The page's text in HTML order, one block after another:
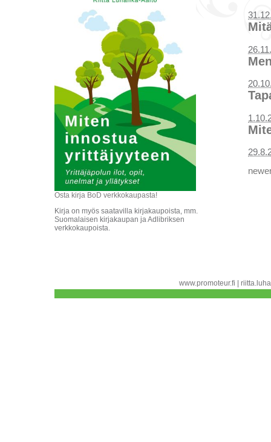
Osta kirja BoD verkkokaupasta!
Kirja on myös saatavilla kirjakaupoista, mm.
Suomalaisen kirjakaupan ja Adlibriksen
verkkokaupoista.
www.promoteur.fi |